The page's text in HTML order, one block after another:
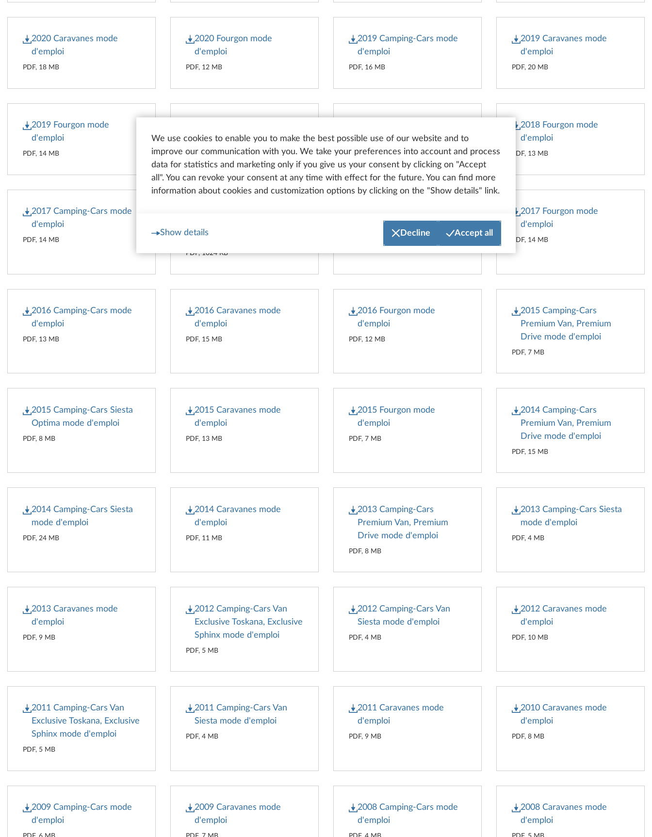
We use cookies to enable you to make the best possible use of our website and to
improve our communication with you. We take your preferences into account and process
data for statistics and marketing only if you give us your consent by clicking on "Accept
all". You can revoke your consent at any time with effect for the future. You can find more
information about cookies and customization options by clicking on the "Show details" link.
Show details Decline Accept all
2020 Caravanes mode
d'emploi
PDF, 18 MB
2020 Fourgon mode
d'emploi
PDF, 12 MB
2019 Camping-Cars mode
d'emploi
PDF, 16 MB
2019 Caravanes mode
d'emploi
PDF, 20 MB
2019 Fourgon mode
d'emploi
PDF, 14 MB
d'emploi
PDF, 14 MB
d'emploi
PDF, 20 MB
2018 Fourgon mode
d'emploi
PDF, 13 MB
2017 Camping-Cars mode
d'emploi
PDF, 14 MB
d'emploi
PDF, 1024 KB
d'emploi
2017 Fourgon mode
d'emploi
PDF, 14 MB
2016 Camping-Cars mode
d'emploi
PDF, 13 MB
2016 Caravanes mode
d'emploi
PDF, 15 MB
2016 Fourgon mode
d'emploi
PDF, 12 MB
2015 Camping-Cars
Premium Van, Premium
Drive mode d'emploi
PDF, 7 MB
2015 Camping-Cars Siesta
Optima mode d'emploi
PDF, 8 MB
2015 Caravanes mode
d'emploi
PDF, 13 MB
2015 Fourgon mode
d'emploi
PDF, 7 MB
2014 Camping-Cars
Premium Van, Premium
Drive mode d'emploi
PDF, 15 MB
2014 Camping-Cars Siesta
mode d'emploi
PDF, 24 MB
2014 Caravanes mode
d'emploi
PDF, 11 MB
2013 Camping-Cars
Premium Van, Premium
Drive mode d'emploi
PDF, 8 MB
2013 Camping-Cars Siesta
mode d'emploi
PDF, 4 MB
2013 Caravanes mode
d'emploi
PDF, 9 MB
2012 Camping-Cars Van
Exclusive Toskana, Exclusive
Sphinx mode d'emploi
PDF, 5 MB
2012 Camping-Cars Van
Siesta mode d'emploi
PDF, 4 MB
2012 Caravanes mode
d'emploi
PDF, 10 MB
2011 Camping-Cars Van
Exclusive Toskana, Exclusive
Sphinx mode d'emploi
PDF, 5 MB
2011 Camping-Cars Van
Siesta mode d'emploi
PDF, 4 MB
2011 Caravanes mode
d'emploi
PDF, 9 MB
2010 Caravanes mode
d'emploi
PDF, 8 MB
2009 Camping-Cars mode
d'emploi
2009 Caravanes mode
d'emploi
2008 Camping-Cars mode
d'emploi
2008 Caravanes mode
d'emploi